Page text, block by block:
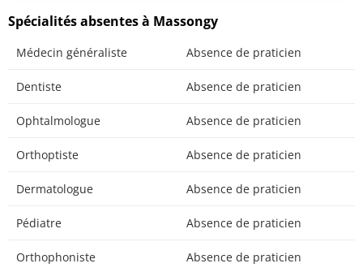
Spécialités absentes à Massongy
Médecin généraliste Absence de praticien
Dentiste Absence de praticien
Ophtalmologue Absence de praticien
Orthoptiste Absence de praticien
Dermatologue Absence de praticien
Pédiatre Absence de praticien
Orthophoniste Absence de praticien